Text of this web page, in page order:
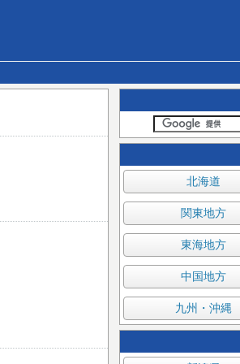
北海道
関東地方
東海地方
中国地方
九州・沖縄